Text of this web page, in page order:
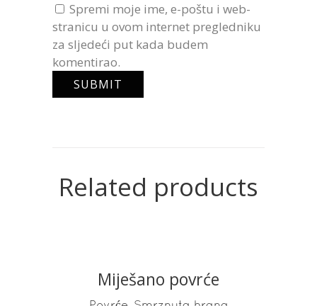
Spremi moje ime, e-poštu i web-
stranicu u ovom internet pregledniku
za sljedeći put kada budem
komentirao.
Related products
READ MORE
Miješano povrće